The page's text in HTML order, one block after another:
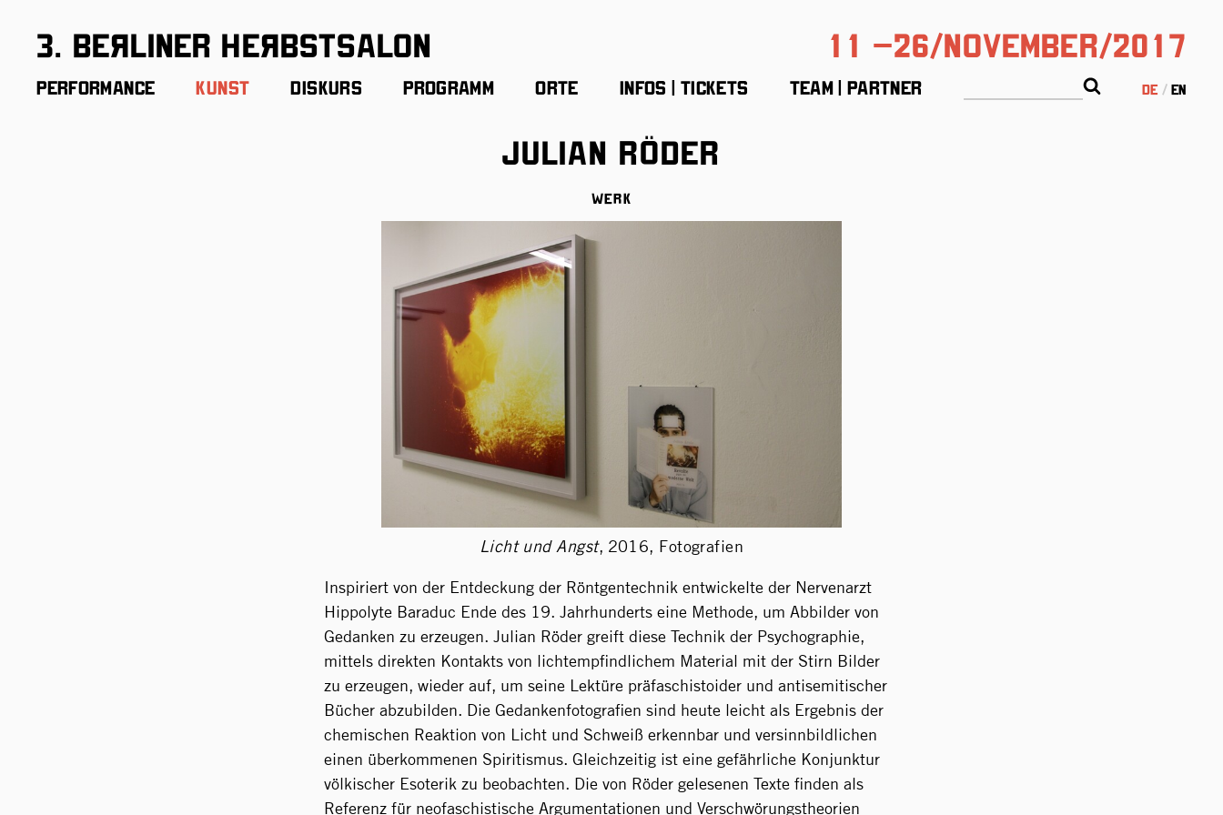
3. BeЯliner HeЯbstsalon 11 –26/November/2017
Performance Kunst Diskurs Programm Orte Infos | Tickets Team | Partner de en
Julian Röder
Werk
Licht und Angst, 2016, Fotografien
Inspiriert von der Entdeckung der Röntgentechnik entwickelte der Nervenarzt
Hippolyte Baraduc Ende des 19. Jahrhunderts eine Methode, um Abbilder von
Gedanken zu erzeugen. Julian Röder greift diese Technik der Psychographie,
mittels direkten Kontakts von lichtempfindlichem Material mit der Stirn Bilder
zu erzeugen, wieder auf, um seine Lektüre präfaschistoider und antisemitischer
Bücher abzubilden. Die Gedankenfotografien sind heute leicht als Ergebnis der
chemischen Reaktion von Licht und Schweiß erkennbar und versinnbildlichen
einen überkommenen Spiritismus. Gleichzeitig ist eine gefährliche Konjunktur
völkischer Esoterik zu beobachten. Die von Röder gelesenen Texte finden als
Referenz für neofaschistische Argumentationen und Verschwörungstheorien